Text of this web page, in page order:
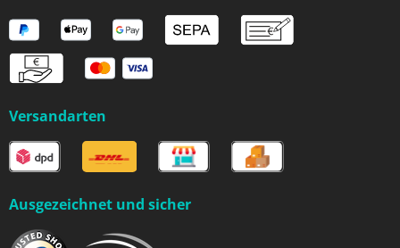
Versandarten
Ausgezeichnet und sicher